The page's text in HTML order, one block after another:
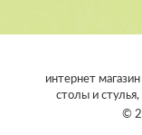
интернет
столы и
©